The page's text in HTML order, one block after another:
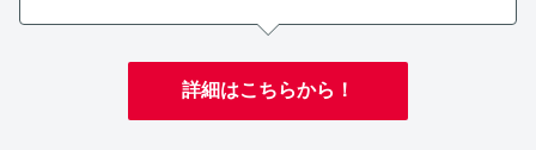
詳細はこちらから！